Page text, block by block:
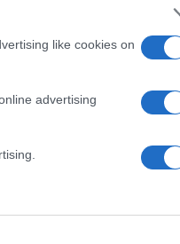
like cookies on
advertising
«Πράσινο
της
Pack